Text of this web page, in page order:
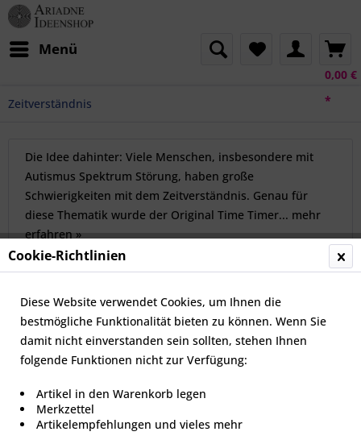
Menü
0,00 €
*
Zeitverständnis
Die Idee dahinter: Viele Menschen, insbesondere mit
Autismus Spektrum Störung, haben große
Schwierigkeiten mit dem Zeitverständnis. Genau für
diese Thematik wurde der Original Time Timer... mehr
erfahren »
Topseller
Cookie-Richtlinien
Diese Website verwendet Cookies, um Ihnen die
bestmögliche Funktionalität bieten zu können. Wenn Sie
damit nicht einverstanden sein sollten, stehen Ihnen
folgende Funktionen nicht zur Verfügung:
Artikel in den Warenkorb legen
Merkzettel
Artikelempfehlungen und vieles mehr